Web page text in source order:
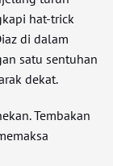
hat-trick
di dalam
satu sentuhan
dekat.
Tembakan